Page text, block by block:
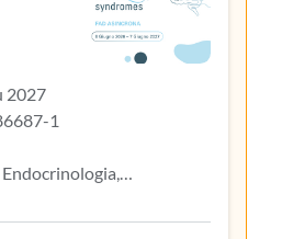
2027
1
pediatrico,